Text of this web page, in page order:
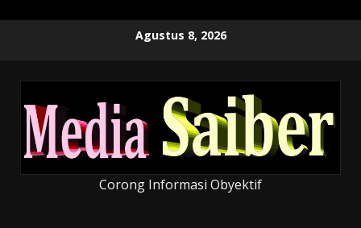
Agustus 8, 2026
Corong Informasi Obyektif